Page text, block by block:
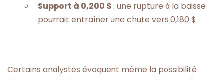
Support à 0,200 $ : une rupture à la baisse
pourrait entraîner une chute vers 0,180 $.
Certains analystes évoquent même la possibilité